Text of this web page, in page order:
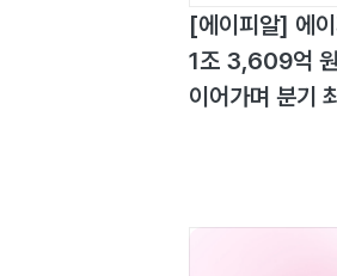
[에이피알] 에
1조 3,609억
이어가며 분기